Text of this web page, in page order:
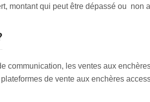
montant qui peut être dépassé ou non
communication, les ventes aux
de vente aux enchères